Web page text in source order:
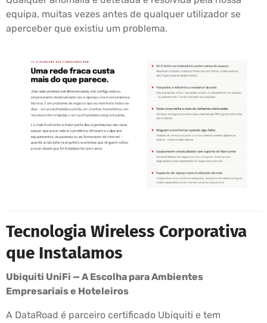
equipa, muitas vezes antes de qualquer utilizador se
aperceber que existiu um problema.
Tecnologia Wireless Corporativa
que Instalamos
Ubiquiti UniFi — A Escolha para Ambientes
Empresariais e Hoteleiros
A DataRoad é parceiro certificado Ubiquiti e tem